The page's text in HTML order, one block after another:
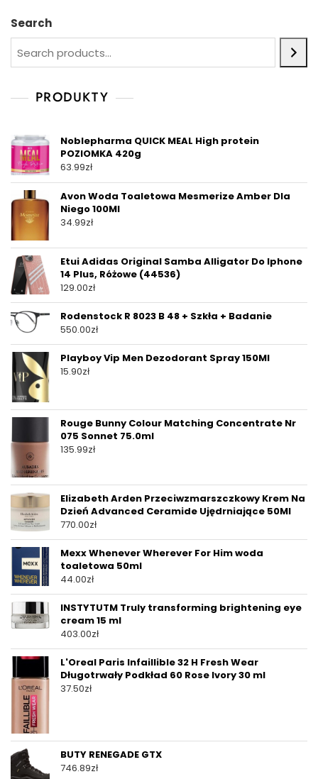
Search
PRODUKTY
Noblepharma QUICK MEAL High protein
POZIOMKA 420g
63.99zł
Avon Woda Toaletowa Mesmerize Amber Dla
Niego 100Ml
34.99zł
Etui Adidas Original Samba Alligator Do Iphone
14 Plus, Różowe (44536)
129.00zł
Rodenstock R 8023 B 48 + Szkła + Badanie
550.00zł
Playboy Vip Men Dezodorant Spray 150Ml
15.90zł
Rouge Bunny Colour Matching Concentrate Nr
075 Sonnet 75.0ml
135.99zł
Elizabeth Arden Przeciwzmarszczkowy Krem Na
Dzień Advanced Ceramide Ujędrniające 50Ml
770.00zł
Mexx Whenever Wherever For Him woda
toaletowa 50ml
44.00zł
INSTYTUTM Truly transforming brightening eye
cream 15 ml
403.00zł
L'Oreal Paris Infaillible 32 H Fresh Wear
Długotrwały Podkład 60 Rose Ivory 30 ml
37.50zł
BUTY RENEGADE GTX
746.89zł